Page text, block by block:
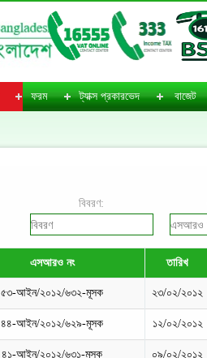
ফরম ট্যাক্স প্রকারভেদ বাজেট
বিবরণ:
এসআরও নং তারিখ
৫৩-আইন/২০১২/৬৩২-মূসক ২৩/০২/২০১২
৪৪-আইন/২০১২/৬২৯-মূসক ১২/০২/২০১২
৪১-আইন/২০১২/৬৩১-মূসক ০৯/০২/২০১২